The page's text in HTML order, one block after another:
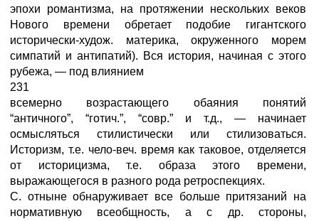
эпохи романтизма, на протяжении нескольких веков
Нового времени обретает подобие гигантского
исторически-худож. материка, окруженного морем
симпатий и антипатий). Вся история, начиная с этого
рубежа, — под влиянием
231
всемерно возрастающего обаяния понятий
“античного”, “готич.”, “совр.” и т.д., — начинает
осмысляться стилистически или стилизоваться.
Историзм, т.е. чело-веч. время как таковое, отделяется
от историцизма, т.е. образа этого времени,
выражающегося в разного рода ретроспекциях.
С. отныне обнаруживает все больше притязаний на
нормативную всеобщность, а с др. стороны,